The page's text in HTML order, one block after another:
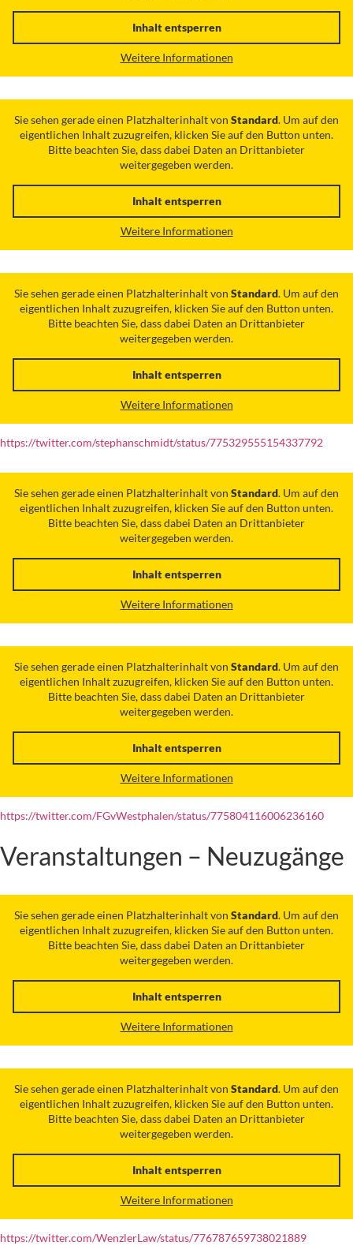
Inhalt entsperren
Weitere Informationen
Sie sehen gerade einen Platzhalterinhalt von Standard. Um auf den
eigentlichen Inhalt zuzugreifen, klicken Sie auf den Button unten.
Bitte beachten Sie, dass dabei Daten an Drittanbieter
weitergegeben werden.
Inhalt entsperren
Weitere Informationen
Sie sehen gerade einen Platzhalterinhalt von Standard. Um auf den
eigentlichen Inhalt zuzugreifen, klicken Sie auf den Button unten.
Bitte beachten Sie, dass dabei Daten an Drittanbieter
weitergegeben werden.
Inhalt entsperren
Weitere Informationen
https://twitter.com/stephanschmidt/status/775329555154337792
Sie sehen gerade einen Platzhalterinhalt von Standard. Um auf den
eigentlichen Inhalt zuzugreifen, klicken Sie auf den Button unten.
Bitte beachten Sie, dass dabei Daten an Drittanbieter
weitergegeben werden.
Inhalt entsperren
Weitere Informationen
Sie sehen gerade einen Platzhalterinhalt von Standard. Um auf den
eigentlichen Inhalt zuzugreifen, klicken Sie auf den Button unten.
Bitte beachten Sie, dass dabei Daten an Drittanbieter
weitergegeben werden.
Inhalt entsperren
Weitere Informationen
https://twitter.com/FGvWestphalen/status/775804116006236160
Veranstaltungen – Neuzugänge
Sie sehen gerade einen Platzhalterinhalt von Standard. Um auf den
eigentlichen Inhalt zuzugreifen, klicken Sie auf den Button unten.
Bitte beachten Sie, dass dabei Daten an Drittanbieter
weitergegeben werden.
Inhalt entsperren
Weitere Informationen
Sie sehen gerade einen Platzhalterinhalt von Standard. Um auf den
eigentlichen Inhalt zuzugreifen, klicken Sie auf den Button unten.
Bitte beachten Sie, dass dabei Daten an Drittanbieter
weitergegeben werden.
Inhalt entsperren
Weitere Informationen
https://twitter.com/WenzlerLaw/status/776787659738021889